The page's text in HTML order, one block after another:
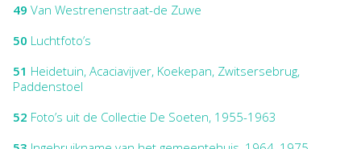
49 Van Westrenenstraat-de Zuwe
50 Luchtfoto’s
51 Heidetuin, Acaciavijver, Koekepan, Zwitsersebrug,
Paddenstoel
52 Foto’s uit de Collectie De Soeten, 1955-1963